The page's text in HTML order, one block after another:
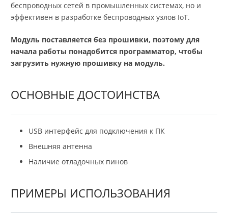
беспроводных сетей в промышленных системах, но и
эффективен в разработке беспроводных узлов IoT.
Модуль поставляется без прошивки, поэтому для
начала работы понадобится программатор, чтобы
загрузить нужную прошивку на модуль.
ОСНОВНЫЕ ДОСТОИНСТВА
USB интерфейс для подключения к ПК
Внешняя антенна
Наличие отладочных пинов
ПРИМЕРЫ ИСПОЛЬЗОВАНИЯ